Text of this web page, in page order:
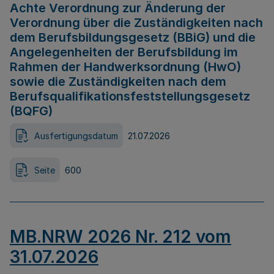
Achte Verordnung zur Änderung der
Verordnung über die Zuständigkeiten nach
dem Berufsbildungsgesetz (BBiG) und die
Angelegenheiten der Berufsbildung im
Rahmen der Handwerksordnung (HwO)
sowie die Zuständigkeiten nach dem
Berufsqualifikationsfeststellungsgesetz
(BQFG)
Ausfertigungsdatum 21.07.2026
Seite 600
MB.NRW 2026 Nr. 212 vom
31.07.2026